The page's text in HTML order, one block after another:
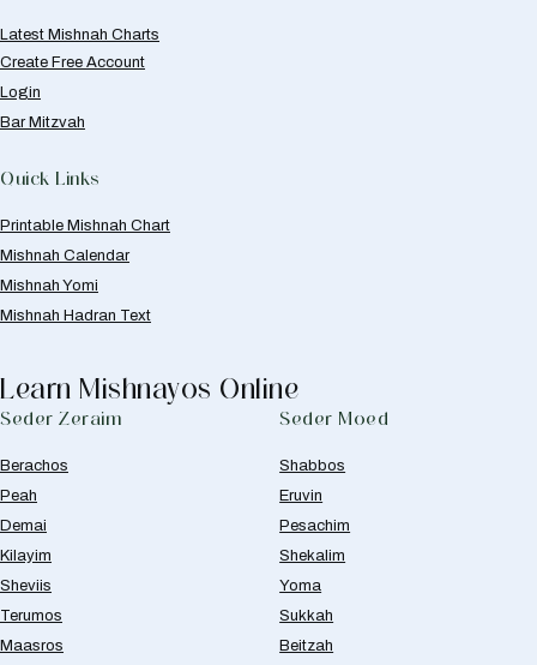
Latest Mishnah Charts
Create Free Account
Login
Bar Mitzvah
Quick Links
Printable Mishnah Chart
Mishnah Calendar
Mishnah Yomi
Mishnah Hadran Text
Learn Mishnayos Online
Seder Zeraim
Berachos
Peah
Demai
Kilayim
Sheviis
Terumos
Maasros
Seder Moed
Shabbos
Eruvin
Pesachim
Shekalim
Yoma
Sukkah
Beitzah